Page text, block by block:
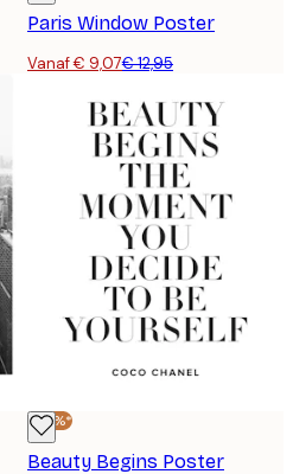
Paris Window Poster
Vanaf € 9,07€ 12,95
-30%*
Beauty Begins Poster